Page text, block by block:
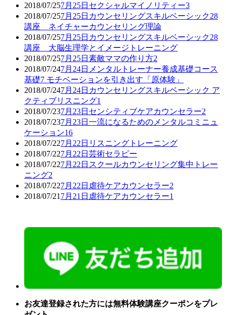
2018/07/257月25日セクシャルマイノリティー3
2018/07/257月25日カウンセリングスキルベーシック28
講座 ネイチャーカウンセリング理論
2018/07/257月25日カウンセリングスキルベーシック28
講座 大脳生理学とイメージトレーニング
2018/07/257月25日素敵ママの作り方2
2018/07/247月24日メンタルトレーナー養成基礎コース
基礎7 モチベーションを引き出す「原体験」
2018/07/247月24日カウンセリングスキルベーシック ア
クティブリスニング1
2018/07/237月23日センシティブケアカウンセラー2
2018/07/237月23日一流になるためのメンタルコミニュ
ケーション16
2018/07/227月22日リスニングトレーニング
2018/07/227月22日芸術セラピー
2018/07/227月22日スクールカウンセリング集中トレー
ニング2
2018/07/227月22日虐待ケアカウンセラー2
2018/07/217月21日虐待ケアカウンセラー1
お友達登録された方には無料体験講座クーポンをプレ